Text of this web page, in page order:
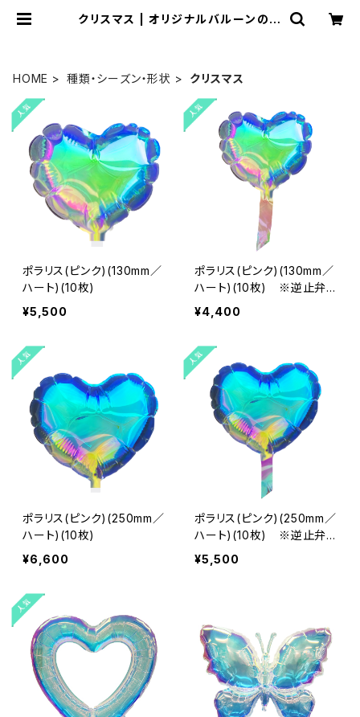
クリスマス | オリジナルバルーンの横
HOME 種類・シーズン・形状 クリスマス
ポラリス(ピンク)(130mm／
ハート)(10枚)
¥5,500
ポラリス(ピンク)(130mm／
ハート)(10枚) ※逆止弁
無し
¥4,400
ポラリス(ピンク)(250mm／
ハート)(10枚)
¥6,600
ポラリス(ピンク)(250mm／
ハート)(10枚) ※逆止弁
無し
¥5,500